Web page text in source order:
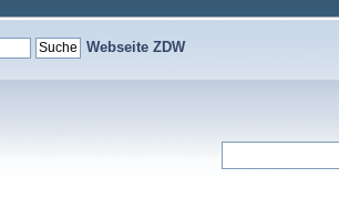
Webseite ZDW